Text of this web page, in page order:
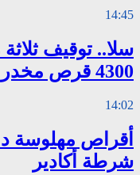
14:45
سلا.. توقيف
4300 قرص مخدر وكوكايين وإكستازي
14:02
أقراص مهلوسة
شرطة أكادير